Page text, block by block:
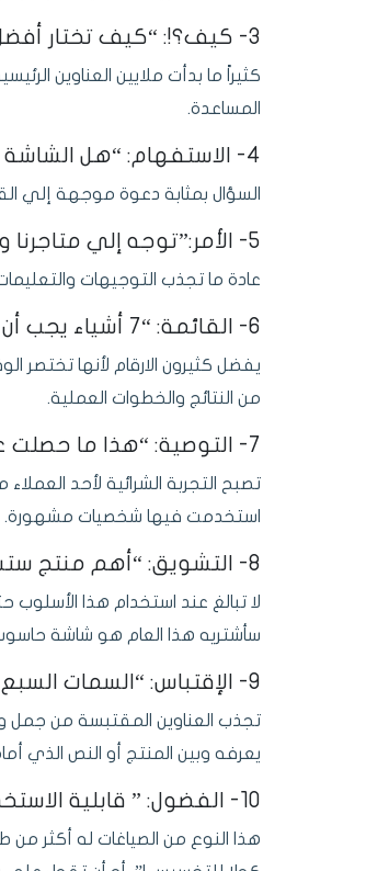
3- كيف؟!: “كيف تختار أفضل شاشة لحاسوبك”
كثيراً ما بدأت ملايين العناوين
المساعدة.
4- الاستفهام: “هل الشاشة التي تستخدمها هي الأنسب لإحتياجاتك؟”
السؤال بمثابة دعوة موجهة إلي
5- الأمر:”توجه إلي متاجرنا وستحصل على أفضل العروض والخصومات”
عادة ما تجذب التوجيهات والتعليمات
6- القائمة: “7 أشياء يجب أن تبحث عنها في شاشة الحاسوب قبل شرائها”
يفضل كثيرون الارقام لأنها تختصر
من النتائج والخطوات العملية.
7- التوصية: “هذا ما حصلت عليه عندما اشتريت شاشتي من هنا”
تصبح التجربة الشرائية لأحد
استخدمت فيها شخصيات مشهورة.
8- التشويق: “أهم منتج ستشتريه هذا العام”
لا تبالغ عند استخدام هذا
سأشتريه هذا العام هو شاشة
9- الإقتباس: “السمات السبع لأكثر الشاشات فاعلية”
تجذب العناوين المقتبسة من جمل
يعرفه وبين المنتج أو النص الذي
10- الفضول: ” قابلية الاستخدام ليست شيئاً تشتريه مرة واحدة”
هذا النوع من الصياغات له أكثر